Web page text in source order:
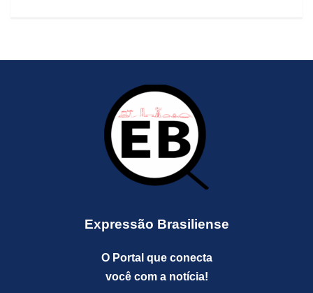
Expressão Brasiliense
O Portal que conecta
você com a notícia!